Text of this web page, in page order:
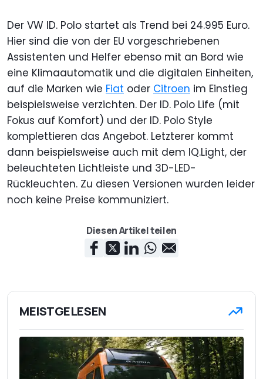
Der VW ID. Polo startet als Trend bei 24.995 Euro.
Hier sind die von der EU vorgeschriebenen
Assistenten und Helfer ebenso mit an Bord wie
eine Klimaautomatik und die digitalen Einheiten,
auf die Marken wie Fiat oder Citroen im Einstieg
beispielsweise verzichten. Der ID. Polo Life (mit
Fokus auf Komfort) und der ID. Polo Style
komplettieren das Angebot. Letzterer kommt
dann beispielsweise auch mit dem IQ.Light, der
beleuchteten Lichtleiste und 3D-LED-
Rückleuchten. Zu diesen Versionen wurden leider
noch keine Preise kommuniziert.
Diesen Artikel teilen
MEISTGELESEN